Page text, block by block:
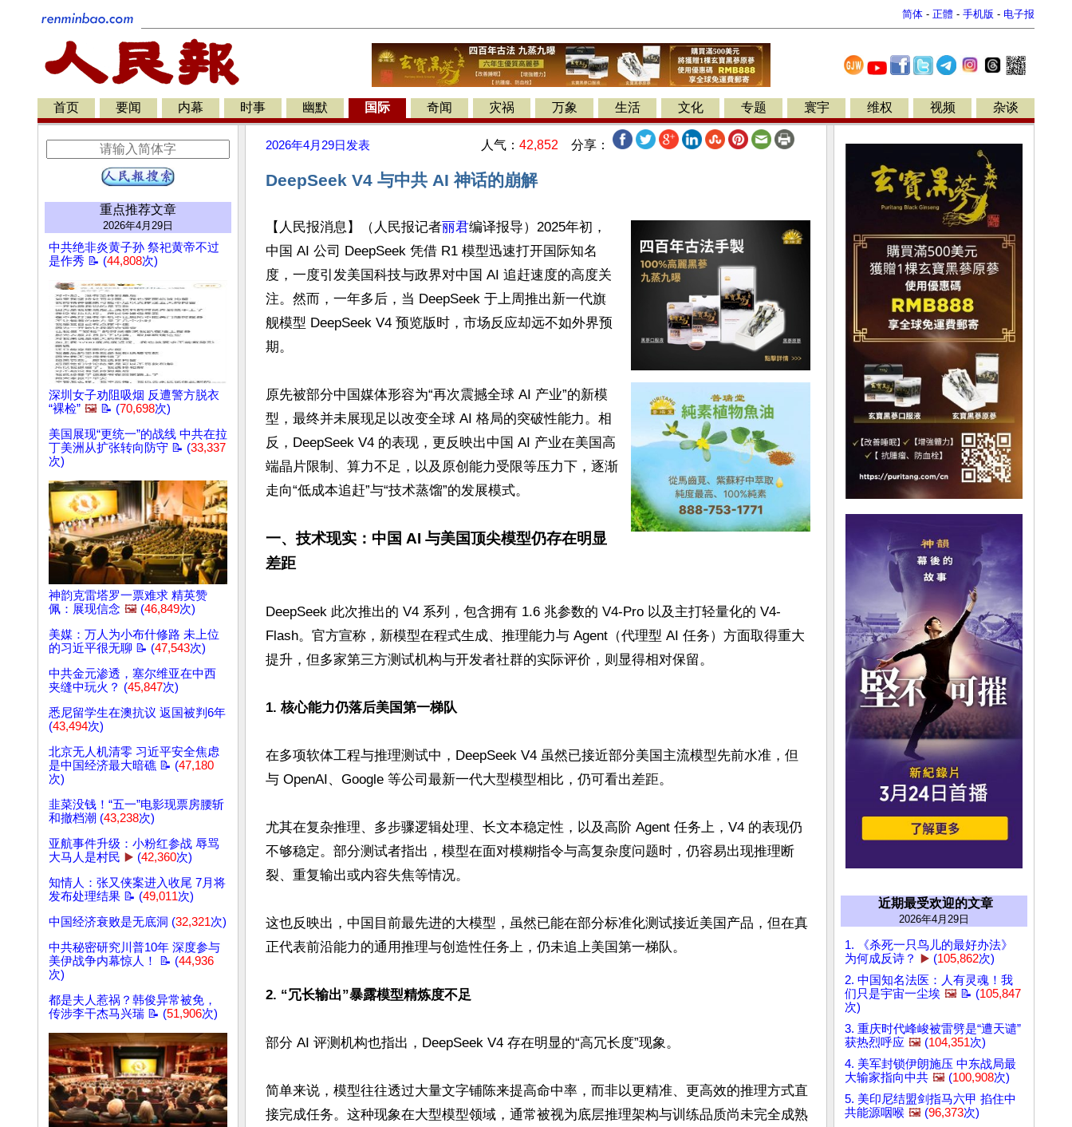
简体 - 正體 - 手机版 - 电子报
首页 要闻 内幕 时事 幽默 国际 奇闻 灾祸 万象 生活 文化 专题 寰宇 维权 视频 杂谈
重点推荐文章
2026年4月29日
中共绝非炎黄子孙 祭祀黄帝不过
是作秀 📝 (44,808次)
深圳女子劝阻吸烟 反遭警方脱衣
“裸检” 🖼️ 📝 (70,698次)
美国展现“更统一”的战线 中共在拉
丁美洲从扩张转向防守 📝 (33,337
次)
神韵克雷塔罗一票难求 精英赞
佩：展现信念 🖼️ (46,849次)
美媒：万人为小布什修路 未上位
的习近平很无聊 📝 (47,543次)
中共金元渗透，塞尔维亚在中西
夹缝中玩火？ (45,847次)
悉尼留学生在澳抗议 返国被判6年
(43,494次)
北京无人机清零 习近平安全焦虑
是中国经济最大暗礁 📝 (47,180
次)
韭菜没钱！“五一”电影现票房腰斩
和撤档潮 (43,238次)
亚航事件升级：小粉红参战 辱骂
大马人是村民 ▶️ (42,360次)
知情人：张又侠案进入收尾 7月将
发布处理结果 📝 (49,011次)
中国经济衰败是无底洞 (32,321次)
中共秘密研究川普10年 深度参与
美伊战争内幕惊人！ 📝 (44,936
次)
都是夫人惹祸？韩俊异常被免，
传涉李干杰马兴瑞 📝 (51,906次)
2026年4月29日 发表 人气： 42,852 分享：
DeepSeek V4 与中共 AI 神话的崩解
【人民报消息】（人民报记者丽君编译报导）2025年初，
中国 AI 公司 DeepSeek 凭借 R1 模型迅速打开国际知名
度，一度引发美国科技与政界对中国 AI 追赶速度的高度关
注。然而，一年多后，当 DeepSeek 于上周推出新一代旗
舰模型 DeepSeek V4 预览版时，市场反应却远不如外界预
期。
原先被部分中国媒体形容为“再次震撼全球 AI 产业”的新模
型，最终并未展现足以改变全球 AI 格局的突破性能力。相
反，DeepSeek V4 的表现，更反映出中国 AI 产业在美国高
端晶片限制、算力不足，以及原创能力受限等压力下，逐渐
走向“低成本追赶”与“技术蒸馏”的发展模式。
一、技术现实：中国 AI 与美国顶尖模型仍存在明显
差距
DeepSeek 此次推出的 V4 系列，包含拥有 1.6 兆参数的 V4-Pro 以及主打轻量化的 V4-
Flash。官方宣称，新模型在程式生成、推理能力与 Agent（代理型 AI 任务）方面取得重大
提升，但多家第三方测试机构与开发者社群的实际评价，则显得相对保留。
1. 核心能力仍落后美国第一梯队
在多项软体工程与推理测试中，DeepSeek V4 虽然已接近部分美国主流模型先前水准，但
与 OpenAI、Google 等公司最新一代大型模型相比，仍可看出差距。
尤其在复杂推理、多步骤逻辑处理、长文本稳定性，以及高阶 Agent 任务上，V4 的表现仍
不够稳定。部分测试者指出，模型在面对模糊指令与高复杂度问题时，仍容易出现推理断
裂、重复输出或内容失焦等情况。
这也反映出，中国目前最先进的大模型，虽然已能在部分标准化测试接近美国产品，但在真
正代表前沿能力的通用推理与创造性任务上，仍未追上美国第一梯队。
2. “冗长输出”暴露模型精炼度不足
部分 AI 评测机构也指出，DeepSeek V4 存在明显的“高冗长度”现象。
简单来说，模型往往透过大量文字铺陈来提高命中率，而非以更精准、更高效的推理方式直
接完成任务。这种现象在大型模型领域，通常被视为底层推理架构与训练品质尚未完全成熟
近期最受欢迎的文章
2026年4月29日
1. 《杀死一只鸟儿的最好办法》
为何成反诗？
▶️ (105,862次)
2. 中国知名法医：人有灵魂！我
们只是宇宙一尘埃 🖼️ 📝 (105,847
次)
3. 重庆时代峰峻被雷劈是“遭天谴”
获热烈呼应 🖼️ (104,351次)
4. 美军封锁伊朗施压 中东战局最
大输家指向中共 🖼️ (100,908次)
5. 美印尼结盟剑指马六甲 掐住中
共能源咽喉 🖼️ (96,373次)